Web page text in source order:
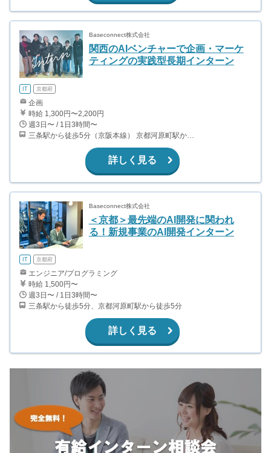
Baseconnect株式会社
関西のAIベンチャーで企画・マーケ
ティングの実践型長期インターン
IT 京都府
企画
時給 1,300円〜2,200円
週3日〜 / 1日3時間〜
三条駅から徒歩5分（京阪本線） 京都河原町駅から徒歩5分（阪急京都線） 京都市役所前駅から徒歩5分（地下鉄東西線）
詳しく見る
Baseconnect株式会社
＜京都＞最先端のAI開発に関われ
る！新規事業のAI開発インターン
IT 京都府
エンジニア/プログラミング
時給 1,500円〜
週3日〜 / 1日3時間〜
三条駅から徒歩5分、京都河原町駅から徒歩5分
詳しく見る